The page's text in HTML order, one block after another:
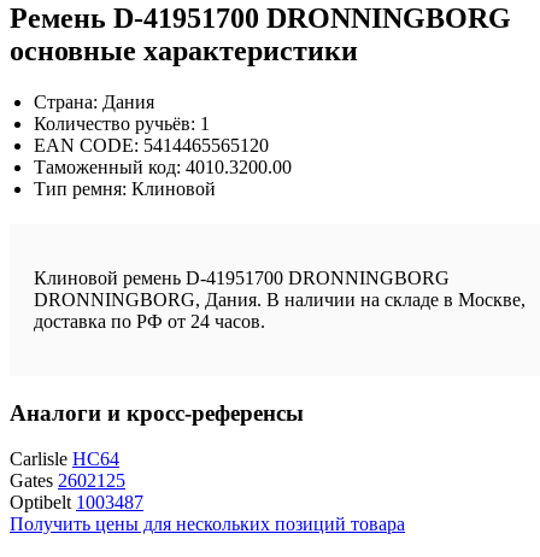
Ремень D-41951700 DRONNINGBORG
основные характеристики
Страна: Дания
Количество ручьёв: 1
EAN CODE: 5414465565120
Таможенный код: 4010.3200.00
Тип ремня: Клиновой
Клиновой ремень D-41951700 DRONNINGBORG
DRONNINGBORG, Дания. В наличии на складе в Москве,
доставка по РФ от 24 часов.
Аналоги и кросс-референсы
Carlisle HC64
Gates 2602125
Optibelt 1003487
Получить цены для нескольких позиций товара